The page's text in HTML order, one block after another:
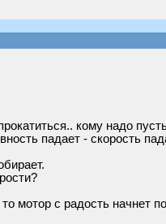
кому надо
падает - скорость
мотор с радость начнет